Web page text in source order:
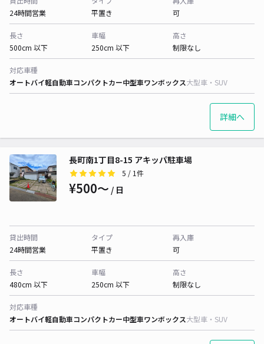
24時間営業
平置き
可
長さ
500cm 以下
車幅
250cm 以下
高さ
制限なし
対応車種
オートバイ軽自動車コンパクトカー中型車ワンボックス大型車・SUV
詳細へ
長町南1丁目8-15 アキッパ駐車場
5 / 1件
¥500〜 / 日
貸出時間
24時間営業
タイプ
平置き
再入庫
可
長さ
480cm 以下
車幅
250cm 以下
高さ
制限なし
対応車種
オートバイ軽自動車コンパクトカー中型車ワンボックス大型車・SUV